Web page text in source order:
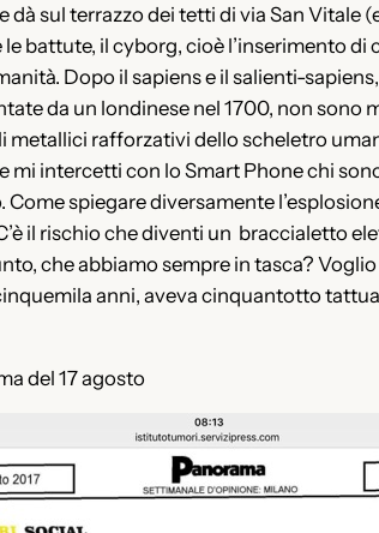
dà sul terrazzo dei tetti di via San Vitale
le battute, il cyborg, cioè l’inserimento
Dopo il sapiens e il salienti-
da un londinese nel 1700, non sono
metallici rafforzativi dello scheletro
mi intercetti con lo Smart Phone chi
spiegare diversamente
il rischio che diventi un braccialetto
che abbiamo sempre in tasca?
anni, aveva cinquantotto
del 17 agosto